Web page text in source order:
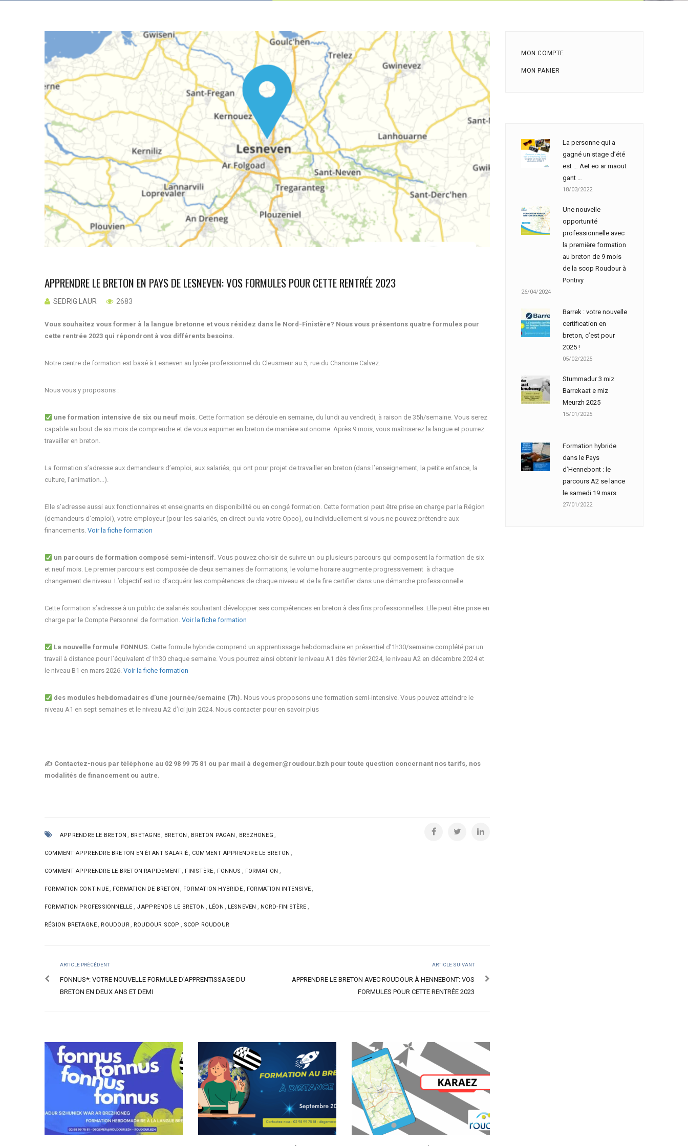
APPRENDRE LE BRETON EN PAYS DE LESNEVEN: VOS FORMULES POUR CETTE RENTRÉE 2023
SEDRIG LAUR 2683
Vous souhaitez vous former à la langue bretonne et vous résidez dans le Nord-Finistère? Nous vous présentons quatre formules pour
cette rentrée 2023 qui répondront à vos différents besoins.
Notre centre de formation est basé à Lesneven au lycée professionnel du Cleusmeur au 5, rue du Chanoine Calvez.
Nous vous y proposons :
une formation intensive de six ou neuf mois. Cette formation se déroule en semaine, du lundi au vendredi, à raison de 35h/semaine. Vous serez
capable au bout de six mois de comprendre et de vous exprimer en breton de manière autonome. Après 9 mois, vous maîtriserez la langue et pourrez
travailler en breton.
La formation s’adresse aux demandeurs d’emploi, aux salariés, qui ont pour projet de travailler en breton (dans l’enseignement, la petite enfance, la
culture, l’animation…).
Elle s’adresse aussi aux fonctionnaires et enseignants en disponibilité ou en congé formation. Cette formation peut être prise en charge par la Région
(demandeurs d’emploi), votre employeur (pour les salariés, en direct ou via votre Opco), ou individuellement si vous ne pouvez prétendre aux
financements. Voir la fiche formation
un parcours de formation composé semi-intensif. Vous pouvez choisir de suivre un ou plusieurs parcours qui composent la formation de six
et neuf mois. Le premier parcours est composée de deux semaines de formations, le volume horaire augmente progressivement à chaque
changement de niveau. L’objectif est ici d’acquérir les compétences de chaque niveau et de la fire certifier dans une démarche professionnelle.
Cette formation s’adresse à un public de salariés souhaitant développer ses compétences en breton à des fins professionnelles. Elle peut être prise en
charge par le Compte Personnel de formation. Voir la fiche formation
La nouvelle formule FONNUS. Cette formule hybride comprend un apprentissage hebdomadaire en présentiel d’1h30/semaine complété par un
travail à distance pour l’équivalent d’1h30 chaque semaine. Vous pourrez ainsi obtenir le niveau A1 dès février 2024, le niveau A2 en décembre 2024 et
le niveau B1 en mars 2026. Voir la fiche formation
des modules hebdomadaires d’une journée/semaine (7h). Nous vous proposons une formation semi-intensive. Vous pouvez atteindre le
niveau A1 en sept semaines et le niveau A2 d’ici juin 2024. Nous contacter pour en savoir plus
✍️ Contactez-nous par téléphone au 02 98 99 75 81 ou par mail à degemer@roudour.bzh pour toute question concernant nos tarifs, nos
modalités de financement ou autre.
APPRENDRE LE BRETON , BRETAGNE , BRETON , BRETON PAGAN , BREZHONEG ,
COMMENT APPRENDRE BRETON EN ÉTANT SALARIÉ , COMMENT APPRENDRE LE BRETON ,
COMMENT APPRENDRE LE BRETON RAPIDEMENT , FINISTÈRE , FONNUS , FORMATION ,
FORMATION CONTINUE , FORMATION DE BRETON , FORMATION HYBRIDE , FORMATION INTENSIVE ,
FORMATION PROFESSIONNELLE , J'APPRENDS LE BRETON , LÉON , LESNEVEN , NORD-FINISTÈRE ,
RÉGION BRETAGNE , ROUDOUR , ROUDOUR SCOP , SCOP ROUDOUR
ARTICLE PRÉCÉDENT
FONNUS*: VOTRE NOUVELLE FORMULE D’APPRENTISSAGE DU
BRETON EN DEUX ANS ET DEMI
ARTICLE SUIVANT
APPRENDRE LE BRETON AVEC ROUDOUR À HENNEBONT: VOS
FORMULES POUR CETTE RENTRÉE 2023
MON COMPTE
MON PANIER
La personne qui a
gagné un stage d’été
est … Aet eo ar maout
gant …
18/03/2022
Une nouvelle
opportunité
professionnelle avec
la première formation
au breton de 9 mois
de la scop Roudour à
Pontivy
26/04/2024
Barrek : votre nouvelle
certification en
breton, c’est pour
2025 !
05/02/2025
Stummadur 3 miz
Barrekaat e miz
Meurzh 2025
15/01/2025
Formation hybride
dans le Pays
d’Hennebont : le
parcours A2 se lance
le samedi 19 mars
27/01/2022